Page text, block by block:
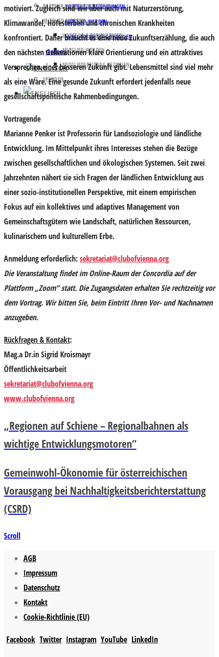
VORTEILE & BEDINGUNGEN
MITGLIED WERDEN
MITGLIEDSBEITRAG BEZAHLEN
SPENDEN
PARTNER UND UNTERSTÜTZER
MITGLIED WERDEN
VORTEILE & BEDINGUNGEN
MITGLIED WERDEN
MITGLIEDSBEITRAG BEZAHLEN
SPENDEN
motiviert. Zugleich sind wir aber auch mit Naturzerstörung,
Klimawandel, Höfesterben und chronischen Krankheiten
konfrontiert. Daher braucht es eine neue Zukunftserzählung, die auch
den nächsten Generationen klare Orientierung und ein attraktives
Versprechen einer besseren Zukunft gibt. Lebensmittel sind viel mehr
als eine Ware. Eine gesunde Zukunft erfordert jedenfalls neue
gesellschaftspolitische Rahmenbedingungen.
Vortragende
Marianne Penker ist Professorin für Landsoziologie und ländliche
Entwicklung. Im Mittelpunkt ihres Interesses stehen die Bezüge
zwischen gesellschaftlichen und ökologischen Systemen. Seit zwei
Jahrzehnten nähert sie sich Fragen der ländlichen Entwicklung aus
einer sozio-institutionellen Perspektive, mit einem empirischen
Fokus auf ein kollektives und adaptives Management von
Gemeinschaftsgütern wie Landschaft, natürlichen Ressourcen,
kulinarischem und kulturellem Erbe.
Anmeldung erforderlich:sekretariat@clubofvienna.org
Die Veranstaltung findet im Online-Raum der Concordia auf der
Plattform „Zoom” statt. Die Zugangsdaten erhalten Sie rechtzeitig vor
dem Vortrag. Wir bitten Sie, beim Eintritt Ihren Vor- und Nachnamen
anzugeben.
Rückfragen & Kontakt:
Mag.a Dr.in Sigrid Kroismayr
Öffentlichkeitsarbeit
sekretariat@clubofvienna.org
www.clubofvienna.org
„Regionen auf Schiene – Regionalbahnen als
wichtige Entwicklungsmotoren“
Gemeinwohl-Ökonomie für österreichischen
Vorausgang bei Nachhaltigkeitsberichterstattung
(CSRD)
Scroll
AGB
Impressum
Datenschutz
Kontakt
Cookie-Richtlinie (EU)
Facebook Twitter Instagram YouTube LinkedIn